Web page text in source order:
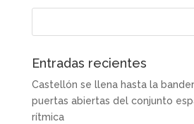
Entradas recientes
Castellón se llena hasta la
puertas abiertas del conjunto
rítmica